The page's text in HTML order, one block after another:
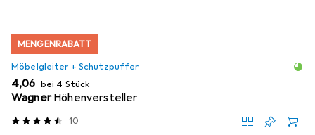
MENGENRABATT
Möbelgleiter + Schutzpuffer
EUR
4,06 bei 4 Stück
Wagner Höhenversteller
10